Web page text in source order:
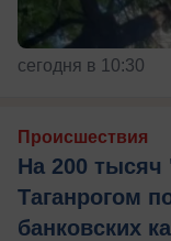
сегодня в 10:30
Происшествия
На 200
Таганрогом
банковских